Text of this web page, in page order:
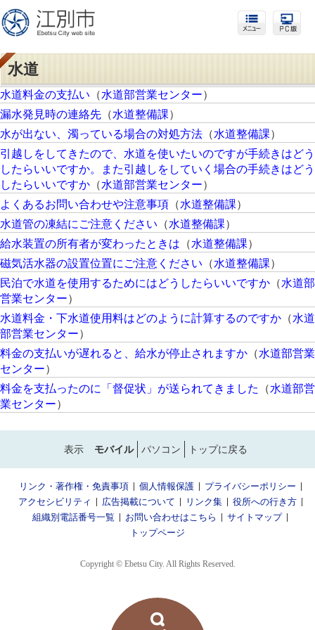
水道
水道料金の支払い （水道部営業センター）
漏水発見時の連絡先 （水道整備課）
水が出ない、濁っている場合の対処方法 （水道整備課）
引越しをしてきたので、水道を使いたいのですが手続きはどう
したらいいですか。また引越しをしていく場合の手続きはどう
したらいいですか （水道部営業センター）
よくあるお問い合わせや注意事項 （水道整備課）
水道管の凍結にご注意ください （水道整備課）
給水装置の所有者が変わったときは （水道整備課）
磁気活水器の設置位置にご注意ください （水道整備課）
民泊で水道を使用するためにはどうしたらいいですか （水道部
営業センター）
水道料金・下水道使用料はどのように計算するのですか （水道
部営業センター）
料金の支払いが遅れると、給水が停止されますか （水道部営業
センター）
料金を支払ったのに「督促状」が送られてきました
（水道部営
業センター）
表示 モバイル パソコン トップに戻る
リンク・著作権・免責事項 個人情報保護
プライバシーポリシー
アクセシビリティ
広告掲載について リンク集
役所への行き方
組織別電話番号一覧
お問い合わせはこちら
サイトマップ
トップページ
Copyright © Ebetsu City. All Rights Reserved.